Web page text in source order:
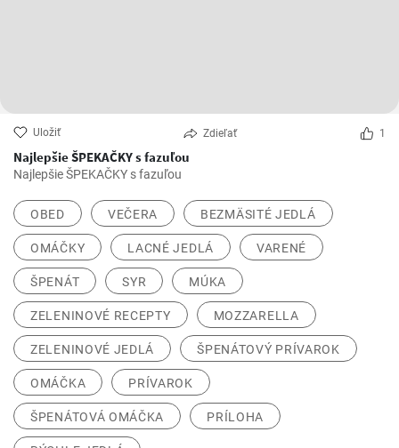
Uložiť Zdieľať 1
Najlepšie ŠPEKAČKY s fazuľou
Najlepšie ŠPEKAČKY s fazuľou
OBED VEČERA BEZMÄSITÉ JEDLÁ
OMÁČKY LACNÉ JEDLÁ VARENÉ
ŠPENÁT SYR MÚKA
ZELENINOVÉ RECEPTY MOZZARELLA
ZELENINOVÉ JEDLÁ ŠPENÁTOVÝ PRÍVAROK
OMÁČKA PRÍVAROK
ŠPENÁTOVÁ OMÁČKA PRÍLOHA